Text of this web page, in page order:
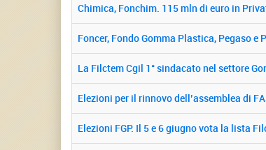
Chimica, Fonchim. 115 mln di euro in
Foncer, Fondo Gomma Plastica, Pegaso
La Filctem Cgil 1° sindacato nel settore
Elezioni per il rinnovo dell’assemblea di
Elezioni FGP. Il 5 e 6 giugno vota la lista